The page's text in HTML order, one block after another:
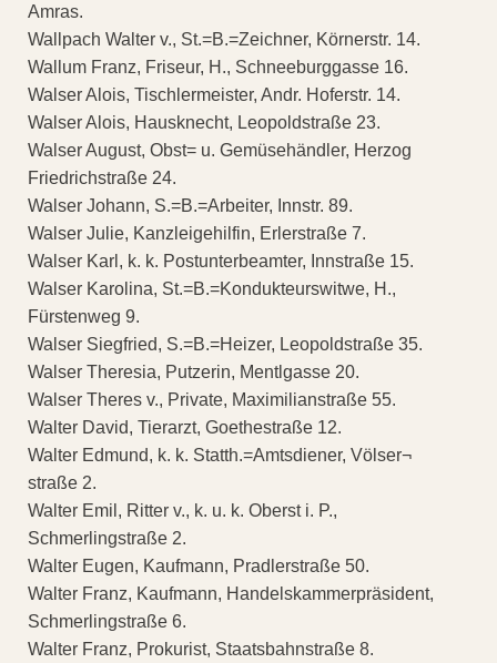
Amras.
Wallpach Walter v., St.=B.=Zeichner, Körnerstr. 14.
Wallum Franz, Friseur, H., Schneeburggasse 16.
Walser Alois, Tischlermeister, Andr. Hoferstr. 14.
Walser Alois, Hausknecht, Leopoldstraße 23.
Walser August, Obst= u. Gemüsehändler, Herzog
Friedrichstraße 24.
Walser Johann, S.=B.=Arbeiter, Innstr. 89.
Walser Julie, Kanzleigehilfin, Erlerstraße 7.
Walser Karl, k. k. Postunterbeamter, Innstraße 15.
Walser Karolina, St.=B.=Kondukteurswitwe, H.,
Fürstenweg 9.
Walser Siegfried, S.=B.=Heizer, Leopoldstraße 35.
Walser Theresia, Putzerin, Mentlgasse 20.
Walser Theres v., Private, Maximilianstraße 55.
Walter David, Tierarzt, Goethestraße 12.
Walter Edmund, k. k. Statth.=Amtsdiener, Völser¬
straße 2.
Walter Emil, Ritter v., k. u. k. Oberst i. P.,
Schmerlingstraße 2.
Walter Eugen, Kaufmann, Pradlerstraße 50.
Walter Franz, Kaufmann, Handelskammerpräsident,
Schmerlingstraße 6.
Walter Franz, Prokurist, Staatsbahnstraße 8.